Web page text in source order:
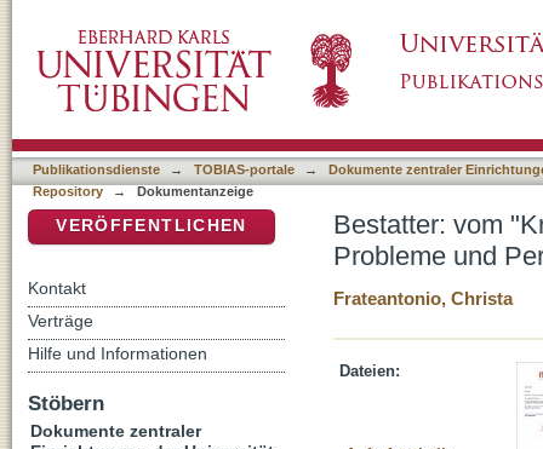
Publikationsdienste → TOBIAS-portale →
Dokumente zentraler
Repository
→ Dokumentanzeige
Bestatter: vom
Probleme und
Frateantonio, Christa
Dateien:
VERÖFFENTLICHEN
Kontakt
Verträge
Hilfe und Informationen
Stöbern
Dokumente zentraler